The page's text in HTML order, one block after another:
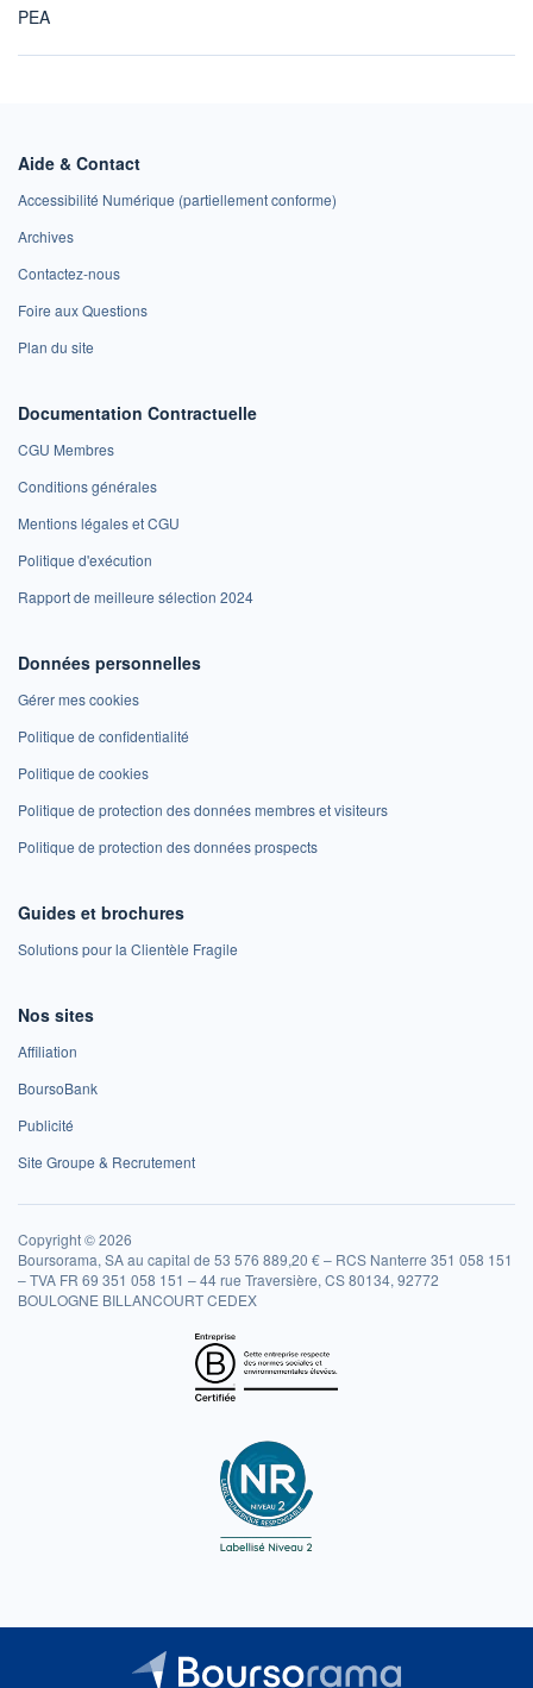
PEA
Aide & Contact
Accessibilité Numérique (partiellement conforme)
Archives
Contactez-nous
Foire aux Questions
Plan du site
Documentation Contractuelle
CGU Membres
Conditions générales
Mentions légales et CGU
Politique d'exécution
Rapport de meilleure sélection 2024
Données personnelles
Gérer mes cookies
Politique de confidentialité
Politique de cookies
Politique de protection des données membres et visiteurs
Politique de protection des données prospects
Guides et brochures
Solutions pour la Clientèle Fragile
Nos sites
Affiliation
BoursoBank
Publicité
Site Groupe & Recrutement
Copyright © 2026
Boursorama, SA au capital de 53 576 889,20 € – RCS Nanterre 351 058 151
– TVA FR 69 351 058 151 – 44 rue Traversière, CS 80134, 92772
BOULOGNE BILLANCOURT CEDEX